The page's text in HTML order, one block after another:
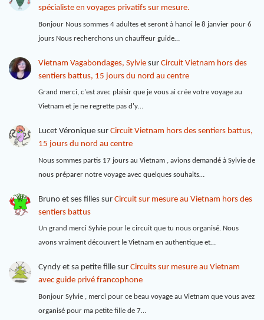
spécialiste en voyages privatifs sur mesure.
Bonjour Nous sommes 4 adultes et seront à hanoi le 8 janvier pour 6
jours Nous recherchons un chauffeur guide…
Vietnam Vagabondages, Sylviesur Circuit Vietnam hors des
sentiers battus, 15 jours du nord au centre
Grand merci, c'est avec plaisir que je vous ai crée votre voyage au
Vietnam et je ne regrette pas d'y…
Lucet Véroniquesur Circuit Vietnam hors des sentiers battus,
15 jours du nord au centre
Nous sommes partis 17 jours au Vietnam , avions demandé à Sylvie de
nous préparer notre voyage avec quelques souhaits…
Bruno et ses fillessur Circuit sur mesure au Vietnam hors des
sentiers battus
Un grand merci Sylvie pour le circuit que tu nous organisé. Nous
avons vraiment découvert le Vietnam en authentique et…
Cyndy et sa petite fillesur Circuits sur mesure au Vietnam
avec guide privé francophone
Bonjour Sylvie , merci pour ce beau voyage au Vietnam que vous avez
organisé pour ma petite fille de 7…